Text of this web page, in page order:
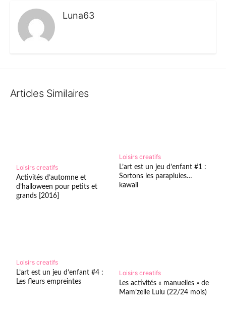
Luna63
Articles Similaires
Loisirs creatifs
Activités d’automne et
d’halloween pour petits et
grands [2016]
Loisirs creatifs
L’art est un jeu d’enfant #1 :
Sortons les parapluies…
kawaii
Loisirs creatifs
L’art est un jeu d’enfant #4 :
Les fleurs empreintes
Loisirs creatifs
Les activités « manuelles » de
Mam’zelle Lulu (22/24 mois)